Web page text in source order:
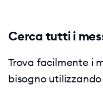
Cerca tutti i
Trova facilmente i
bisogno